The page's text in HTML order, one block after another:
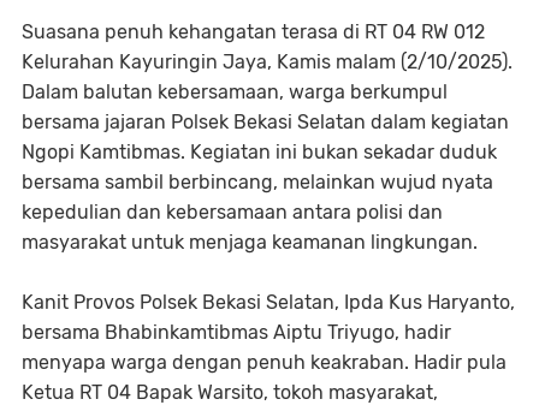
Suasana penuh kehangatan terasa di RT 04 RW 012
Kelurahan Kayuringin Jaya, Kamis malam (2/10/2025).
Dalam balutan kebersamaan, warga berkumpul
bersama jajaran Polsek Bekasi Selatan dalam kegiatan
Ngopi Kamtibmas. Kegiatan ini bukan sekadar duduk
bersama sambil berbincang, melainkan wujud nyata
kepedulian dan kebersamaan antara polisi dan
masyarakat untuk menjaga keamanan lingkungan.
Kanit Provos Polsek Bekasi Selatan, Ipda Kus Haryanto,
bersama Bhabinkamtibmas Aiptu Triyugo, hadir
menyapa warga dengan penuh keakraban. Hadir pula
Ketua RT 04 Bapak Warsito, tokoh masyarakat,